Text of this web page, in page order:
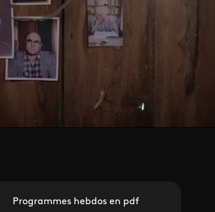
Programmes hebdos en pdf